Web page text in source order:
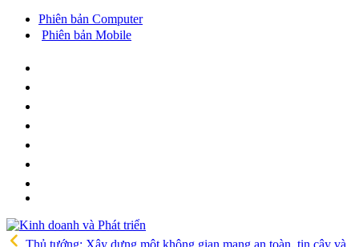
Phiên bản Computer
Phiên bản Mobile